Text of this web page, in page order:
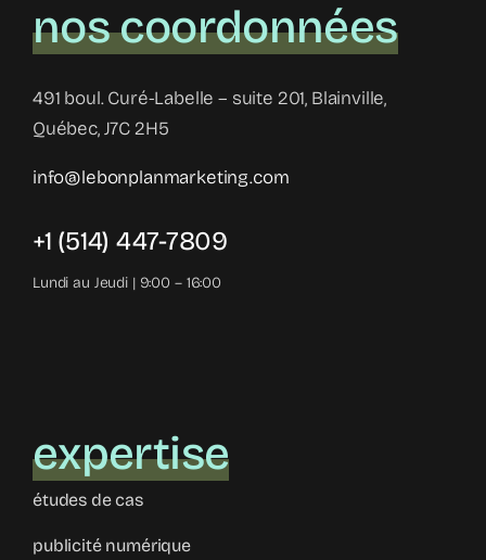
nos coordonnées
491 boul. Curé-Labelle – suite 201, Blainville,
Québec, J7C 2H5
info@lebonplanmarketing.com
+1 (514) 447-7809
Lundi au Jeudi | 9:00 – 16:00
expertise
études de cas
publicité numérique